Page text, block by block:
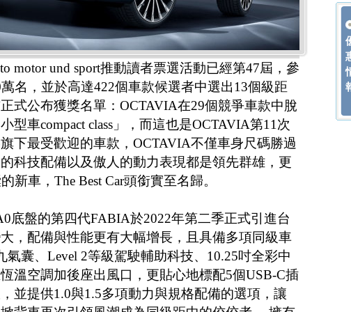
motor und sport推動讀者票選活動已經第47屆，參
名，並於高達422個車款候選者中選出13個級距
式公布獲獎名單：OCTAVIA在29個競爭車款中脫
型車compact class」，而這也是OCTAVIA第11次
下最受歡迎的車款，OCTAVIA不僅車身尺碼勝過
科技配備以及傲人的動力表現都是領先群雄，更
新車，The Best Car頭銜實至名歸。
底盤的第四代FABIA於2022年第二季正式引進台
，配備與性能更有大幅增長，且具備多項同級車
氣囊、Level 2等級駕駛輔助科技、10.25吋全彩中
溫空調加後座出風口，更貼心地標配5個USB-C插
並提供1.0與1.5多項動力與規格配備的選項，讓